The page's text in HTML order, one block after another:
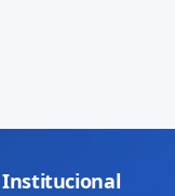
Institucional